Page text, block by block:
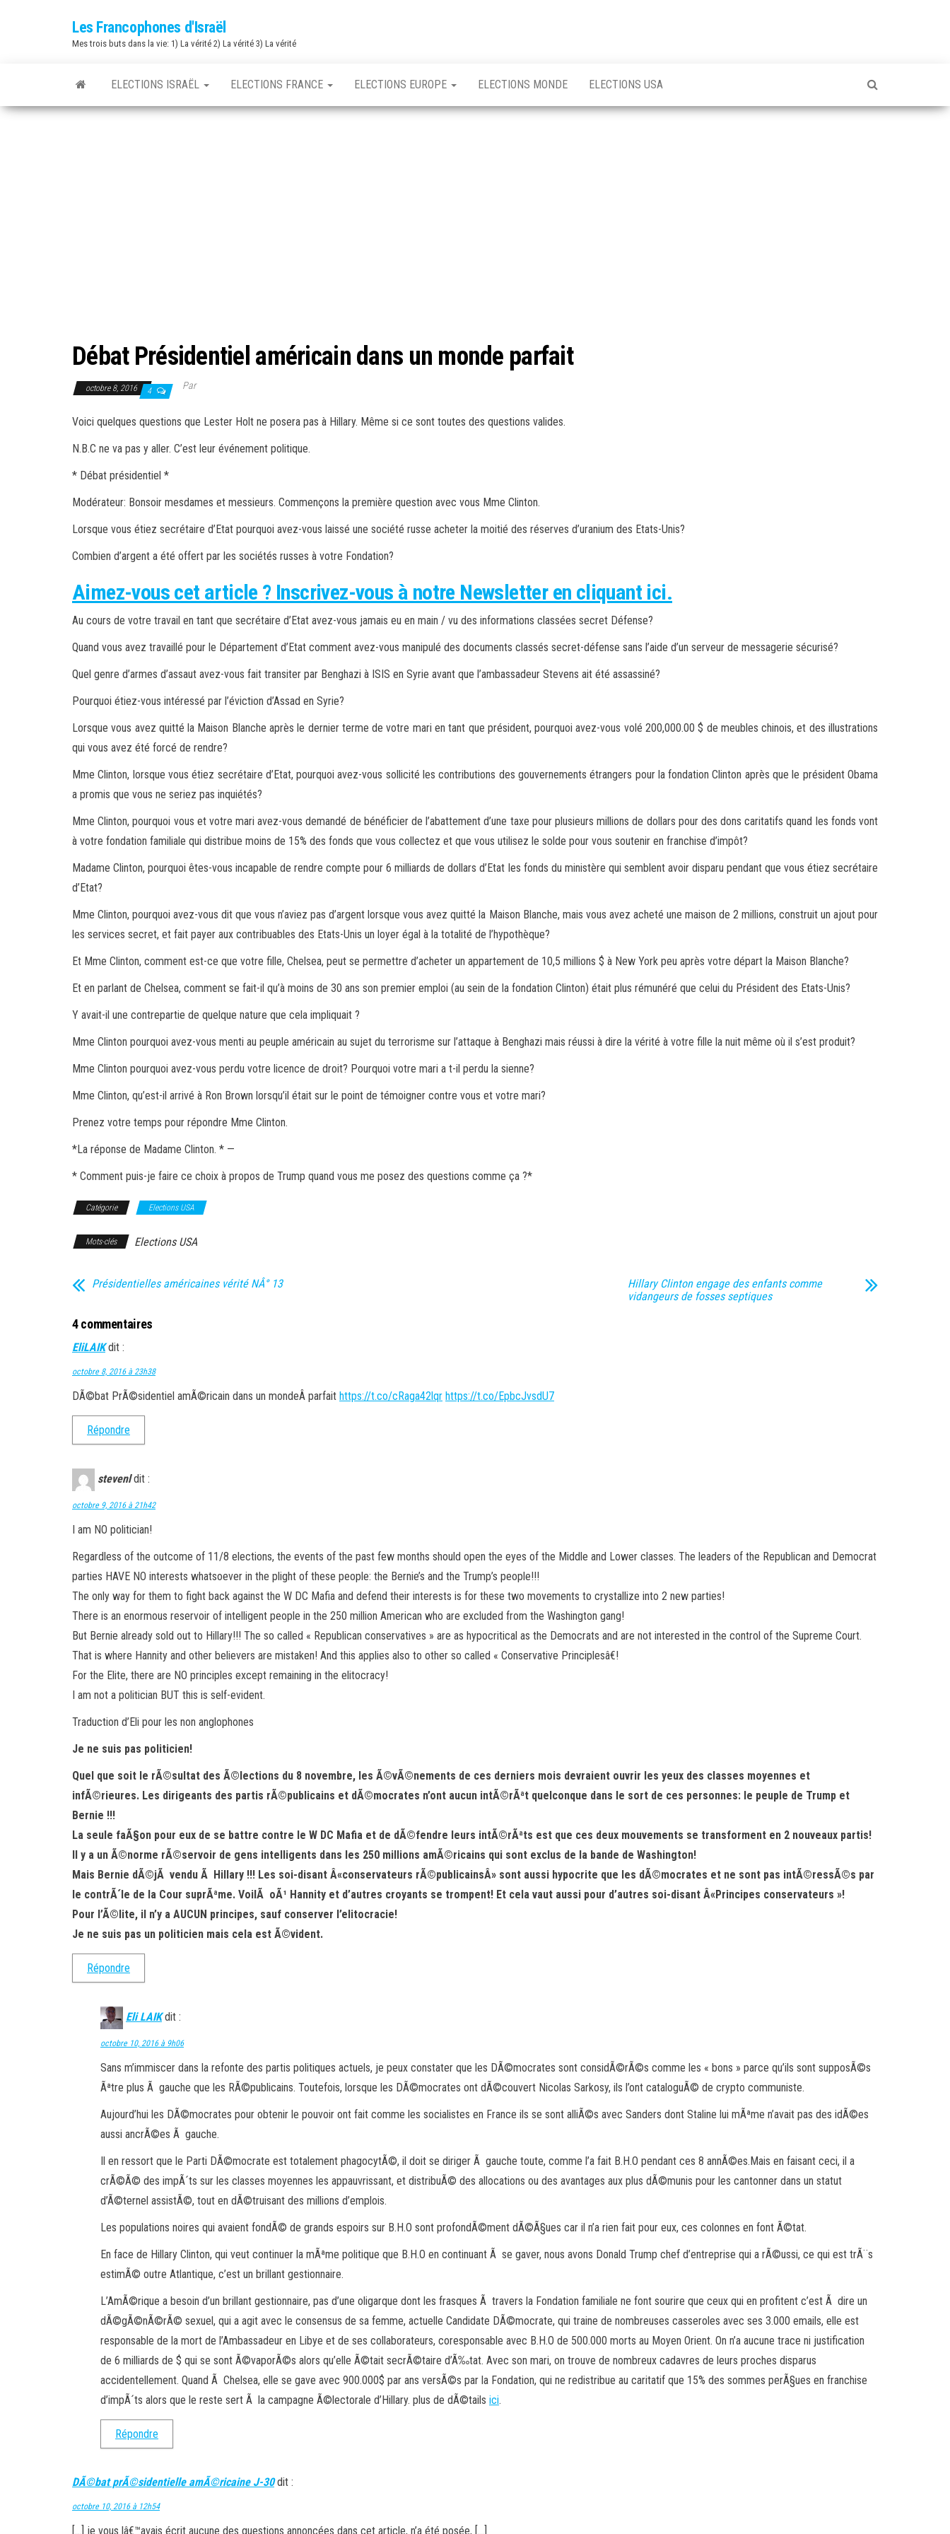
Les Francophones d'Israël
Mes trois buts dans la vie: 1) La vérité 2) La vérité 3) La vérité
ELECTIONS ISRAËL ELECTIONS FRANCE ELECTIONS EUROPE ELECTIONS MONDE ELECTIONS USA
Débat Présidentiel américain dans un monde parfait
octobre 8, 2016 4 Par
Voici quelques questions que Lester Holt ne posera pas à Hillary. Même si ce sont toutes des questions valides.
N.B.C ne va pas y aller. C’est leur événement politique.
* Débat présidentiel *
Modérateur: Bonsoir mesdames et messieurs. Commençons la première question avec vous Mme Clinton.
Lorsque vous étiez secrétaire d’Etat pourquoi avez-vous laissé une société russe acheter la moitié des réserves d’uranium des Etats-Unis?
Combien d’argent a été offert par les sociétés russes à votre Fondation?
Aimez-vous cet article ? Inscrivez-vous à notre Newsletter en cliquant ici.
Au cours de votre travail en tant que secrétaire d’Etat avez-vous jamais eu en main / vu des informations classées secret Défense?
Quand vous avez travaillé pour le Département d’Etat comment avez-vous manipulé des documents classés secret-défense sans l’aide d’un serveur de messagerie sécurisé?
Quel genre d’armes d’assaut avez-vous fait transiter par Benghazi à ISIS en Syrie avant que l’ambassadeur Stevens ait été assassiné?
Pourquoi étiez-vous intéressé par l’éviction d’Assad en Syrie?
Lorsque vous avez quitté la Maison Blanche après le dernier terme de votre mari en tant que président,pourquoi avez-vous volé 200,000.00 $ de meubles chinois, et des illustrations
qui vous avez été forcé de rendre?
Mme Clinton, lorsque vous étiez secrétaire d’Etat, pourquoi avez-vous sollicitéles contributions des gouvernements étrangers pour la fondation Clinton après que le président Obama
a promis que vous ne seriez pas inquiétés?
Mme Clinton, pourquoi vous et votre mari avez-vous demandé de bénéficier de l’abattement d’une taxe pour plusieurs millions de dollars pour des dons caritatifs quand les fonds vont
à votre fondation familiale qui distribue moins de 15% des fonds que vous collectez et que vous utilisez le solde pour vous soutenir en franchise d’impôt?
Madame Clinton, pourquoi êtes-vous incapable de rendre compte pour 6 milliards de dollars d’Etat les fonds du ministère qui semblent avoir disparu pendant que vous étiez secrétaire
d’Etat?
Mme Clinton, pourquoi avez-vous dit que vous n’aviez pas d’argent lorsque vous avez quitté la Maison Blanche, mais vous avez acheté une maison de 2 millions, construit un ajout pour
les services secret, et fait payer aux contribuables des Etats-Unis un loyer égal à la totalité de l’hypothèque?
Et Mme Clinton, comment est-ce que votre fille, Chelsea, peut se permettre d’acheter un appartement de 10,5 millions $ à New York peu après votre départ la Maison Blanche?
Et en parlant de Chelsea, comment se fait-il qu’à moins de 30 ans son premier emploi (au sein de la fondation Clinton) était plus rémunéré que celui du Président des Etats-Unis?
Y avait-il une contrepartie de quelque nature que cela impliquait ?
Mme Clinton pourquoi avez-vous menti au peuple américain au sujet du terrorisme sur l’attaque à Benghazi mais réussi à dire la vérité à votre fille la nuit même où il s’est produit?
Mme Clinton pourquoi avez-vous perdu votre licence de droit? Pourquoi votre mari a t-il perdu la sienne?
Mme Clinton, qu’est-il arrivé à Ron Brown lorsqu’il était sur le point de témoigner contre vous et votre mari?
Prenez votre temps pour répondre Mme Clinton.
*La réponse de Madame Clinton. * —
* Comment puis-je faire ce choix à propos de Trump quand vous me posez des questions comme ça ?*
Catégorie Elections USA
Mots-clés Elections USA
Présidentielles américaines vérité NÂ° 13
Hillary Clinton engage des enfants comme
vidangeurs de fosses septiques
4 commentaires
EliLAIK dit :
octobre 8, 2016 à 23h38
DÃ©bat PrÃ©sidentiel amÃ©ricain dans un mondeÂ parfait https://t.co/cRaga42lqr https://t.co/EpbcJvsdU7
Répondre
stevenl dit :
octobre 9, 2016 à 21h42
I am NO politician!
Regardless of the outcome of 11/8 elections, the events of the past few months should open the eyes of the Middle and Lower classes. The leaders of the Republican and Democrat
parties HAVE NO interests whatsoever in the plight of these people: the Bernie’s and the Trump’s people!!!
The only way for them to fight back against the W DC Mafia and defend their interests is for these two movements to crystallize into 2 new parties!
There is an enormous reservoir of intelligent people in the 250 million American who are excluded from the Washington gang!
But Bernie already sold out to Hillary!!! The so called « Republican conservatives » are as hypocritical as the Democrats and are not interested in the control of the Supreme Court.
That is where Hannity and other believers are mistaken! And this applies also to other so called « Conservative Principlesâ€!
For the Elite, there are NO principles except remaining in the elitocracy!
I am not a politician BUT this is self-evident.
Traduction d’Eli pour les non anglophones
Je ne suis pas politicien!
Quel que soit le rÃ©sultat des Ã©lections du 8 novembre, les Ã©vÃ©nements de ces derniers mois devraient ouvrir les yeux des classes moyennes et
infÃ©rieures. Les dirigeants des partis rÃ©publicains et dÃ©mocrates n’ont aucun intÃ©rÃªt quelconque dans le sort de ces personnes: le peuple de Trump et
Bernie !!!
La seule faÃ§on pour eux de se battre contre le W DC Mafia et de dÃ©fendre leurs intÃ©rÃªts est que ces deux mouvements se transforment en 2 nouveaux partis!
Il y a un Ã©norme rÃ©servoir de gens intelligents dans les 250 millions amÃ©ricains qui sont exclus de la bande de Washington!
Mais Bernie dÃ©jÃ vendu Ã Hillary !!! Les soi-disant Â«conservateurs rÃ©publicainsÂ» sont aussi hypocrite que les dÃ©mocrates et ne sont pas intÃ©ressÃ©s par
le contrÃ´le de la Cour suprÃªme. VoilÃ oÃ¹ Hannity et d’autres croyants se trompent! Et cela vaut aussi pour d’autres soi-disant Â«Principes conservateurs »!
Pour l’Ã©lite, il n’y a AUCUN principes, sauf conserver l’elitocracie!
Je ne suis pas un politicien mais cela est Ã©vident.
Répondre
Eli LAIK dit :
octobre 10, 2016 à 9h06
Sans m’immiscer dans la refonte des partis politiques actuels, je peux constater que les DÃ©mocrates sont considÃ©rÃ©s comme les « bons » parce qu’ils sont supposÃ©s
Ãªtre plus Ã gauche que les RÃ©publicains. Toutefois, lorsque les DÃ©mocrates ont dÃ©couvert Nicolas Sarkosy, ils l’ont cataloguÃ© de crypto communiste.
Aujourd’hui les DÃ©mocrates pour obtenir le pouvoir ont fait comme les socialistes en France ils se sont alliÃ©s avec Sanders dont Staline lui mÃªme n’avait pas des idÃ©es
aussi ancrÃ©es Ã gauche.
Il en ressort que le Parti DÃ©mocrate est totalement phagocytÃ©, il doit se diriger Ã gauche toute, comme l’a fait B.H.O pendant ces 8 annÃ©es.Mais en faisant ceci, il a
crÃ©Ã© des impÃ´ts sur les classes moyennes les appauvrissant, et distribuÃ© des allocations ou des avantages aux plus dÃ©munis pour les cantonner dans un statut
d’Ã©ternel assistÃ©, tout en dÃ©truisant des millions d’emplois.
Les populations noires qui avaient fondÃ© de grands espoirs sur B.H.O sont profondÃ©ment dÃ©Ã§ues car il n’a rien fait pour eux, ces colonnes en font Ã©tat.
En face de Hillary Clinton, qui veut continuer la mÃªme politique que B.H.O en continuant Ã se gaver, nous avons Donald Trump chef d’entreprise qui a rÃ©ussi, ce qui est trÃ¨s
estimÃ© outre Atlantique, c’est un brillant gestionnaire.
L’AmÃ©rique a besoin d’un brillant gestionnaire, pas d’une oligarque dont les frasques Ã travers la Fondation familiale ne font sourire que ceux qui en profitent c’est Ã dire un
dÃ©gÃ©nÃ©rÃ© sexuel, qui a agit avec le consensus de sa femme, actuelle Candidate DÃ©mocrate, qui traine de nombreuses casseroles avec ses 3.000 emails, elle est
responsable de la mort de l’Ambassadeur en Libye et de ses collaborateurs, coresponsable avec B.H.O de 500.000 morts au Moyen Orient. On n’a aucune trace ni justification
de 6 milliards de $ qui se sont Ã©vaporÃ©s alors qu’elle Ã©tait secrÃ©taire d’Ã‰tat. Avec son mari, on trouve de nombreux cadavres de leurs proches disparus
accidentellement. Quand Ã Chelsea, elle se gave avec 900.000$ par ans versÃ©s par la Fondation, qui ne redistribue au caritatif que 15% des sommes perÃ§ues en franchise
d’impÃ´ts alors que le reste sert Ã la campagne Ã©lectorale d’Hillary. plus de dÃ©tails ici.
Répondre
DÃ©bat prÃ©sidentielle amÃ©ricaine J-30 dit :
octobre 10, 2016 à 12h54
[…] je vous lâ€™avais écrit aucune des questions annoncées dans cet article, n’a été posée, […]